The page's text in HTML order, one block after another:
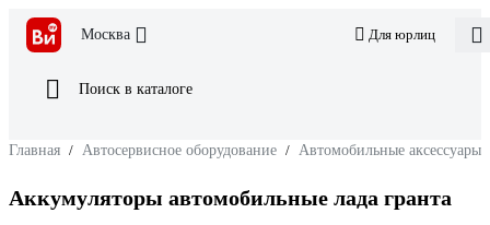
Москва Для юрлиц
Поиск в каталоге
Главная / Автосервисное оборудование / Автомобильные аксессуары
Аккумуляторы автомобильные лада гранта